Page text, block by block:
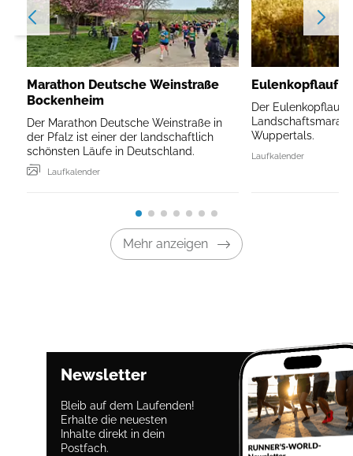
Marathon Deutsche Weinstraße
Bockenheim
Der Marathon Deutsche Weinstraße in
der Pfalz ist einer der landschaftlich
schönsten Läufe in Deutschland.
Laufkalender
Eulenkopflauf
Der Eulenkopflauf
Wuppertals.
Laufkalender
Mehr anzeigen
Newsletter
Bleib auf dem Laufenden!
Erhalte die neuesten
Inhalte direkt in dein
Postfach.